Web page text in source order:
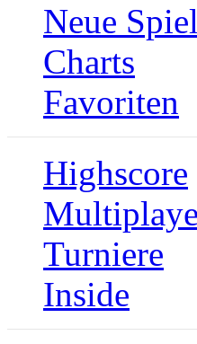
Neue
Charts
Favoriten
Highscore
Turniere
Inside